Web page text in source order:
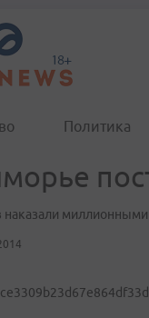
Политика
наказали